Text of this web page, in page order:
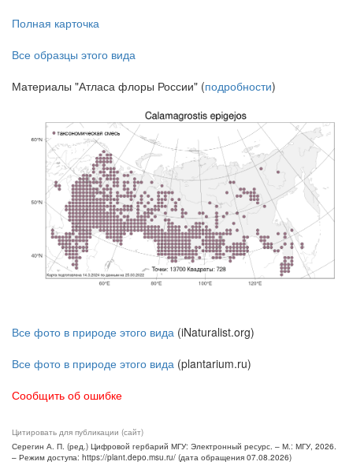
Полная карточка
Все образцы этого вида
Материалы "Атласа флоры России" (подробности)
Все фото в природе этого вида (iNaturalist.org)
Все фото в природе этого вида (plantarium.ru)
Сообщить об ошибке
Цитировать для публикации (сайт)
Серегин А. П. (ред.) Цифровой гербарий МГУ: Электронный ресурс. – М.: МГУ, 2026.
– Режим доступа: https://plant.depo.msu.ru/ (дата обращения 07.08.2026)